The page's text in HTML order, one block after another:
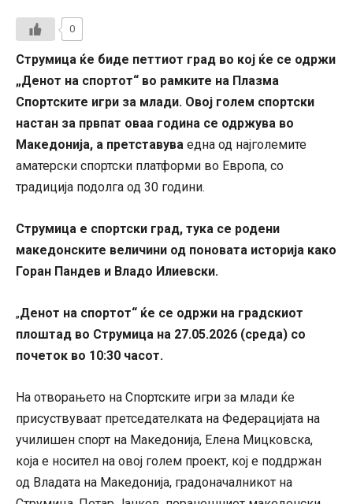
0
Струмица ќе биде петтиот град во кој ќе се одржи
„Денот на спортот“ во рамките на Плазма
Спортските игри за млади. Овој голем спортски
настан за првпат оваа година се одржува во
Македонија, а претставува една од најголемите
аматерски спортски платформи во Европа, со
традиција подолга од 30 години.
Струмица е спортски град, тука се родени
македонските величини од поновата историја како
Горан Пандев и Владо Илиевски.
„Денот на спортот“ ќе се одржи на градскиот
плоштад во Струмица на 27.05.2026 (среда) со
почеток во 10:30 часот.
На отворањето на Спортските игри за млади ќе
присуствуваат претседателката на Федерацијата на
училишен спорт на Македонија, Елена Мицковска,
која е носител на овој голем проект, кој е поддржан
од Владата на Македонија, градоначалникот на